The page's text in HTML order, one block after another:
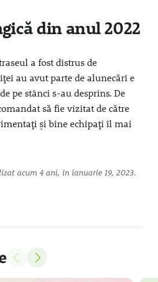
din anul 2022
a fost distrus de
au avut parte de alunecări e
pe stânci s-au desprins. De
să fie vizitat de către
și bine echipați îl mai
acum 4 ani, în ianuarie 19, 2023.